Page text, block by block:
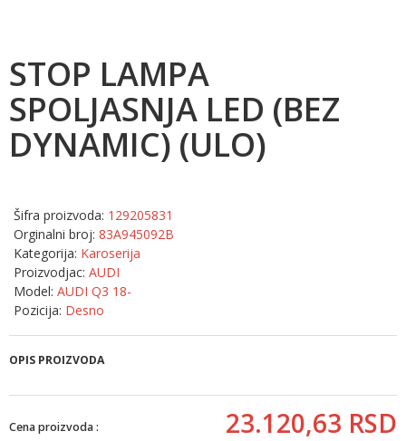
STOP LAMPA
SPOLJASNJA LED (BEZ
DYNAMIC) (ULO)
Šifra proizvoda: 129205831
Orginalni broj: 83A945092B
Kategorija: Karoserija
Proizvodjac: AUDI
Model: AUDI Q3 18-
Pozicija: Desno
OPIS PROIZVODA
Cena proizvoda : 23.120,63 RSD